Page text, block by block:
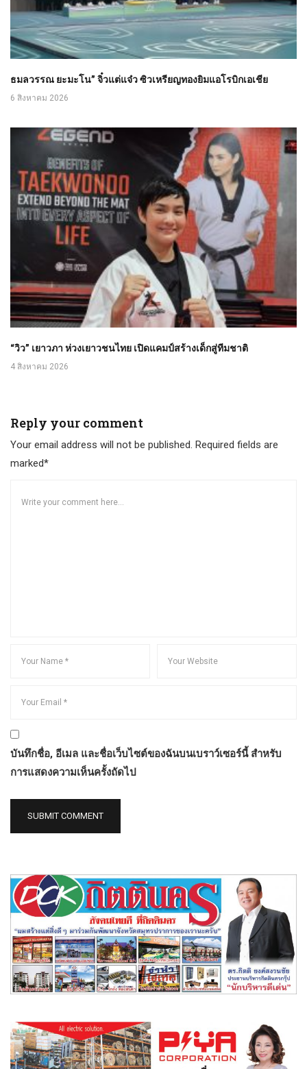
ธมลวรรณ ยะมะโน” จิ๋วแต่แจ๋ว ซิวเหรียญทองยิมแอโรบิกเอเชีย
6 สิงหาคม 2026
“วิว” เยาวภา ห่วงเยาวชนไทย เปิดแคมป์สร้างเด็กสู่ทีมชาติ
4 สิงหาคม 2026
Reply your comment
Your email address will not be published. Required fields are
marked*
บันทึกชื่อ, อีเมล และชื่อเว็บไซต์ของฉันบนเบราว์เซอร์นี้ สำหรับ
การแสดงความเห็นครั้งถัดไป